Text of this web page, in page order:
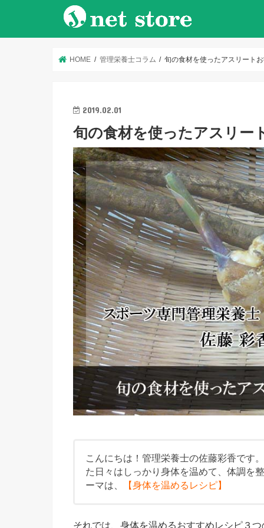
HOME 管理栄養士コラム 旬の食材を使ったアスリート
2019.02.01
旬の食材を使ったアスリー
こんにちは！管理栄養士の佐藤彩香です
た日々はしっかり身体を温めて、体調を
ーマは、
【身体を温めるレシピ】
それでは、身体を温めるおすすめレシピ３